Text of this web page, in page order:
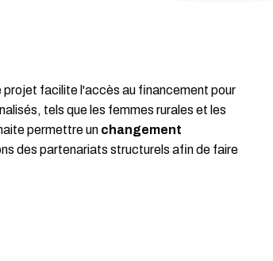
projet facilite l'accès au financement pour
tels que les femmes rurales et les
permettre un changement
des partenariats structurels afin de faire